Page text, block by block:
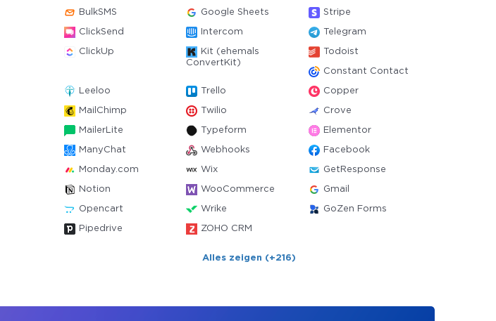
BulkSMS Google Sheets Stripe
ClickSend Intercom Telegram
ClickUp
Kit (ehemals
ConvertKit)
Todoist
Constant Contact
Leeloo Trello Copper
MailChimp Twilio Crove
MailerLite Typeform Elementor
ManyChat Webhooks Facebook
Monday.com Wix GetResponse
Notion WooCommerce Gmail
Opencart Wrike GoZen Forms
Pipedrive ZOHO CRM
Alles zeigen (+216)